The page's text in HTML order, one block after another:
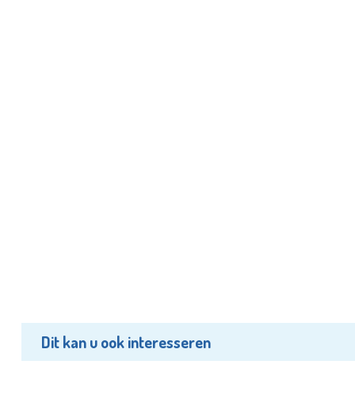
Dit kan u ook interesseren